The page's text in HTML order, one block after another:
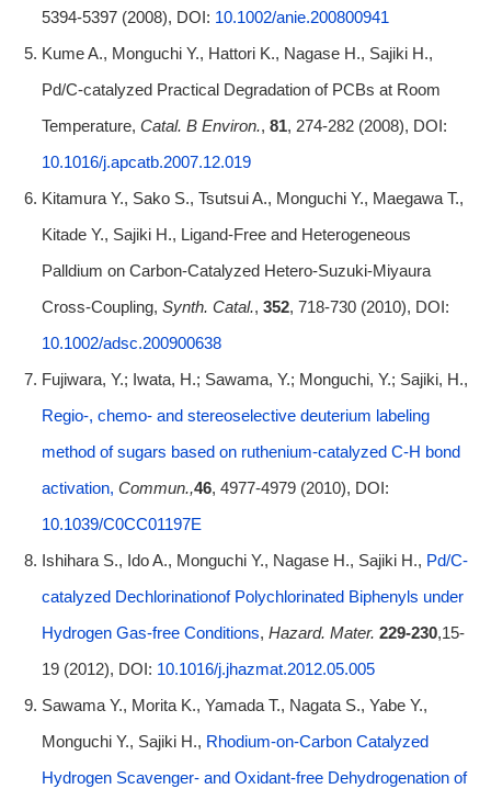
5394-5397 (2008), DOI: 10.1002/anie.200800941
Kume A., Monguchi Y., Hattori K., Nagase H., Sajiki H.,
Pd/C-catalyzed Practical Degradation of PCBs at Room
Temperature, Catal. B Environ., 81, 274-282 (2008), DOI:
10.1016/j.apcatb.2007.12.019
Kitamura Y., Sako S., Tsutsui A., Monguchi Y., Maegawa T.,
Kitade Y., Sajiki H., Ligand-Free and Heterogeneous
Palldium on Carbon-Catalyzed Hetero-Suzuki-Miyaura
Cross-Coupling, Synth. Catal., 352, 718-730 (2010), DOI:
10.1002/adsc.200900638
Fujiwara, Y.; Iwata, H.; Sawama, Y.; Monguchi, Y.; Sajiki, H.,
Regio-, chemo- and stereoselective deuterium labeling
method of sugars based on ruthenium-catalyzed C-H bond
activation, Commun.,46, 4977-4979 (2010), DOI:
10.1039/C0CC01197E
Ishihara S., Ido A., Monguchi Y., Nagase H., Sajiki H., Pd/C-
catalyzed Dechlorinationof Polychlorinated Biphenyls under
Hydrogen Gas-free Conditions, Hazard. Mater. 229-230,15-
19 (2012), DOI: 10.1016/j.jhazmat.2012.05.005
Sawama Y., Morita K., Yamada T., Nagata S., Yabe Y.,
Monguchi Y., Sajiki H., Rhodium-on-Carbon Catalyzed
Hydrogen Scavenger- and Oxidant-free Dehydrogenation of